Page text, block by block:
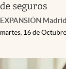
de seguros
EXPANSIÓN Madrid
martes, 16 de